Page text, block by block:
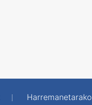
Harremanetarako